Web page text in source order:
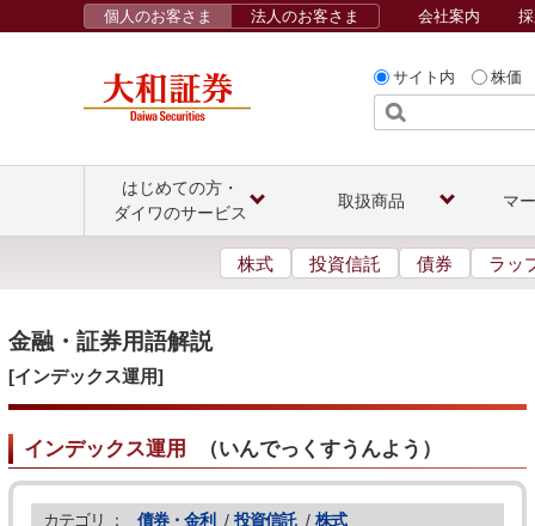
サイト内 株価
個人のお客さま 法人のお客さま 会社案内
はじめての方・
ダイワのサービス
取扱商品 マ
株式 投資信託 債券 ラッ
金融・証券用語解説
[インデックス運用]
インデックス運用 （いんでっくすうんよう ）
カテゴリ ： 債券・金利 / 投資信託 / 株式